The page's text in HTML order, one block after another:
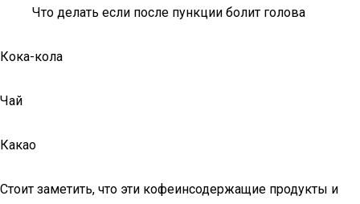
Что делать если после пункции болит голова
Кока-кола
Чай
Какао
Стоит заметить, что эти кофеинсодержащие продукты и